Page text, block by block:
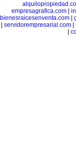
empresagrafica.com|
bienesraicesenventa.com
servidorempresarial.com